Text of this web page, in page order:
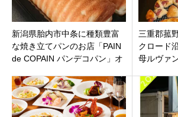
新潟県胎内市中条に種類豊富
な焼き立てパンのお店「PAIN
de COPAIN パンデコパン」オ
三重郡菰
クロード
母ルヴァ
オープン。